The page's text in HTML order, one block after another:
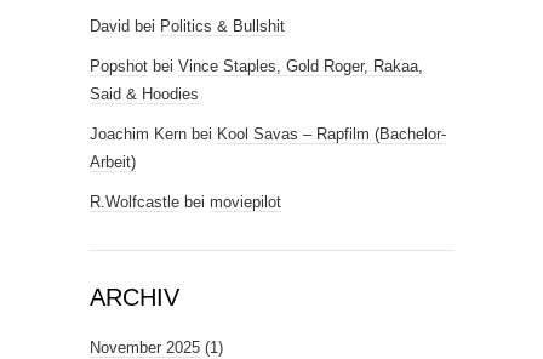
David bei Politics & Bullshit
Popshot bei Vince Staples, Gold Roger, Rakaa,
Said & Hoodies
Joachim Kern bei Kool Savas – Rapfilm (Bachelor-
Arbeit)
R.Wolfcastle bei moviepilot
ARCHIV
November 2025 (1)